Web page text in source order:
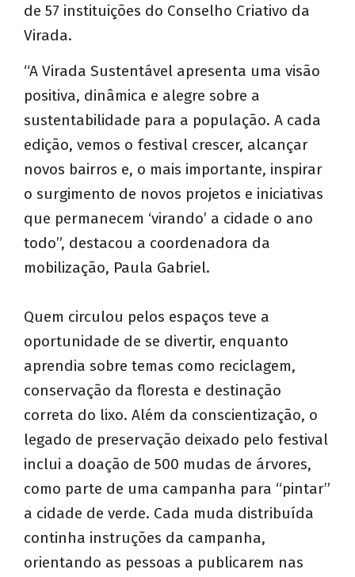
de 57 instituições do Conselho Criativo da
Virada.
“A Virada Sustentável apresenta uma visão
positiva, dinâmica e alegre sobre a
sustentabilidade para a população. A cada
edição, vemos o festival crescer, alcançar
novos bairros e, o mais importante, inspirar
o surgimento de novos projetos e iniciativas
que permanecem ‘virando’ a cidade o ano
todo”, destacou a coordenadora da
mobilização, Paula Gabriel.
Quem circulou pelos espaços teve a
oportunidade de se divertir, enquanto
aprendia sobre temas como reciclagem,
conservação da floresta e destinação
correta do lixo. Além da conscientização, o
legado de preservação deixado pelo festival
inclui a doação de 500 mudas de árvores,
como parte de uma campanha para “pintar”
a cidade de verde. Cada muda distribuída
continha instruções da campanha,
orientando as pessoas a publicarem nas